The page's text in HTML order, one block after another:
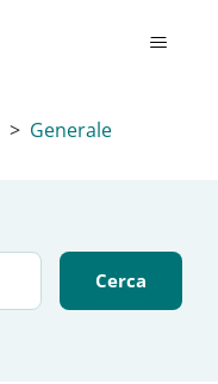
Generale